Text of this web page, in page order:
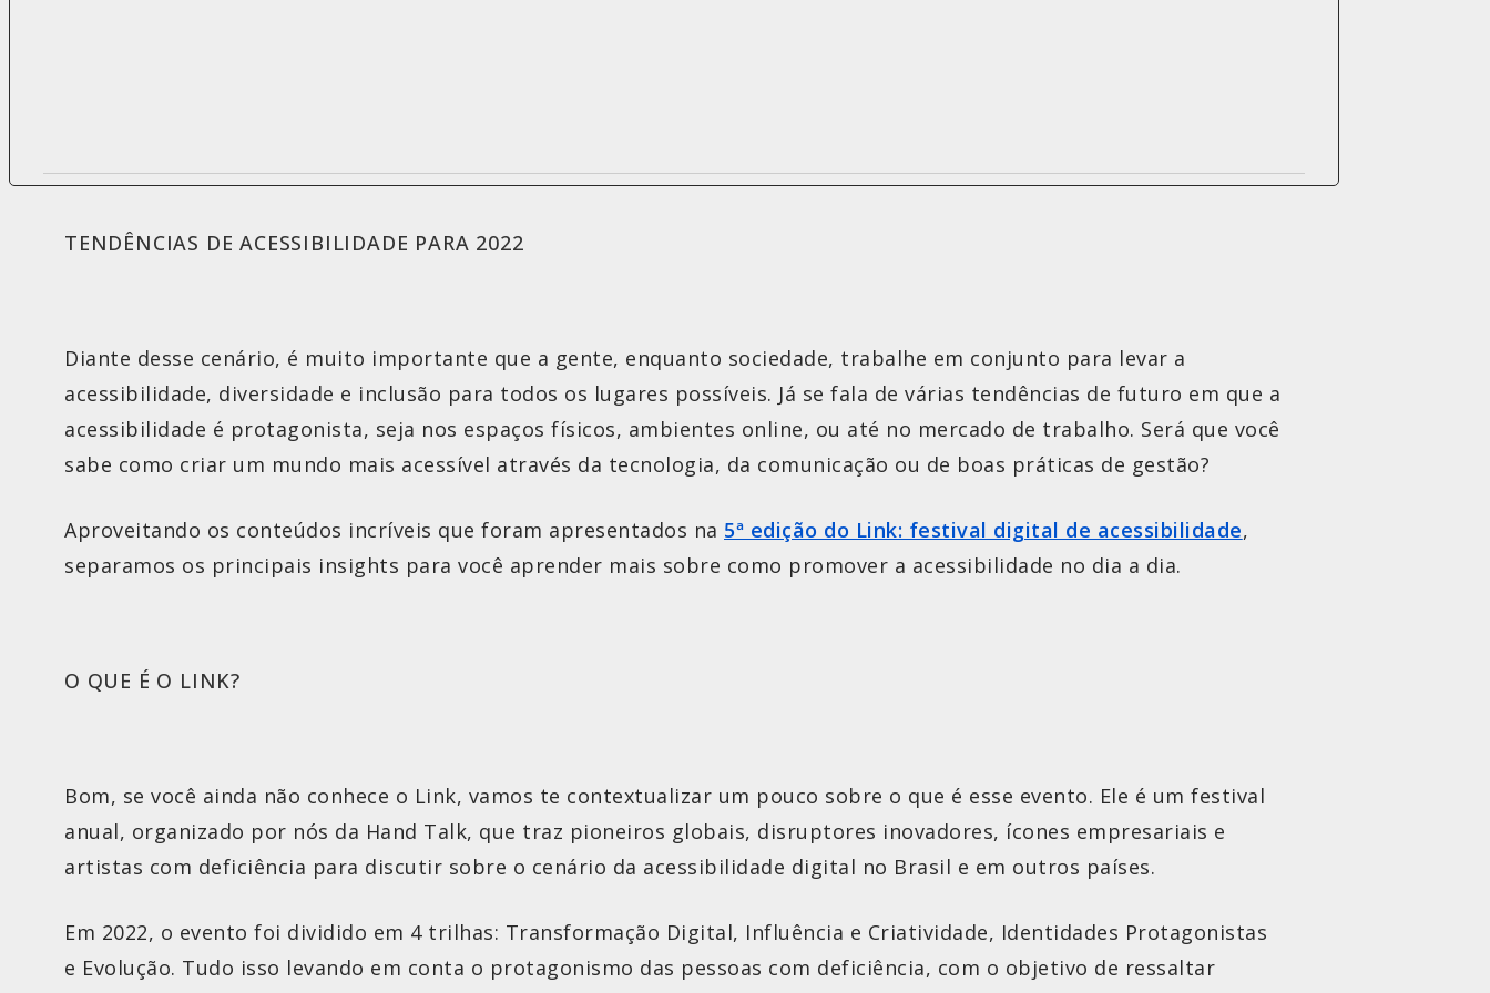
TENDÊNCIAS DE ACESSIBILIDADE PARA 2022
Diante desse cenário, é muito importante que a gente, enquanto sociedade, trabalhe em conjunto para levar a
acessibilidade, diversidade e inclusão para todos os lugares possíveis. Já se fala de várias tendências de futuro em que a
acessibilidade é protagonista, seja nos espaços físicos, ambientes online, ou até no mercado de trabalho. Será que você
sabe como criar um mundo mais acessível através da tecnologia, da comunicação ou de boas práticas de gestão?
Aproveitando os conteúdos incríveis que foram apresentados na 5ª edição do Link: festival digital de acessibilidade,
separamos os principais insights para você aprender mais sobre como promover a acessibilidade no dia a dia.
O QUE É O LINK?
Bom, se você ainda não conhece o Link, vamos te contextualizar um pouco sobre o que é esse evento. Ele é um festival
anual, organizado por nós da Hand Talk, que traz pioneiros globais, disruptores inovadores, ícones empresariais e
artistas com deficiência para discutir sobre o cenário da acessibilidade digital no Brasil e em outros países.
Em 2022, o evento foi dividido em 4 trilhas: Transformação Digital, Influência e Criatividade, Identidades Protagonistas
e Evolução. Tudo isso levando em conta o protagonismo das pessoas com deficiência, com o objetivo de ressaltar